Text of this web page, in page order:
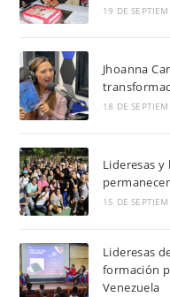
19 DE
Jhoanna
18 DE
Lideresas
15 DE
Lideresas
formación
Venezuela